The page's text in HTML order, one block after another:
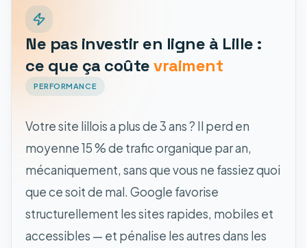
Ne pas investir en ligne à Lille :
ce que ça coûte vraiment
PERFORMANCE
Votre site lillois a plus de 3 ans ? Il perd en
moyenne 15 % de trafic organique par an,
mécaniquement, sans que vous ne fassiez quoi
que ce soit de mal. Google favorise
structurellement les sites rapides, mobiles et
accessibles — et pénalise les autres dans les